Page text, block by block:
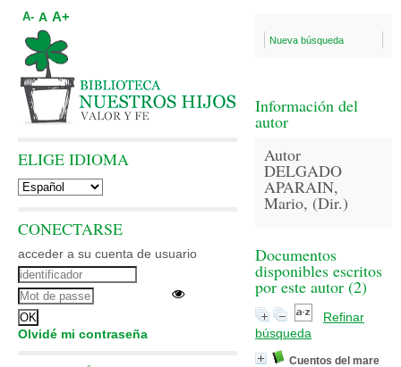
Nueva búsqueda
Información del
autor
Autor
DELGADO
APARAIN,
Mario, (Dir.)
Documentos
disponibles escritos
por este autor (2)
Refinar
búsqueda
Cuentos del mare
A- A A+
ELIGE IDIOMA
CONECTARSE
acceder a su cuenta de usuario
Olvidé mi contraseña